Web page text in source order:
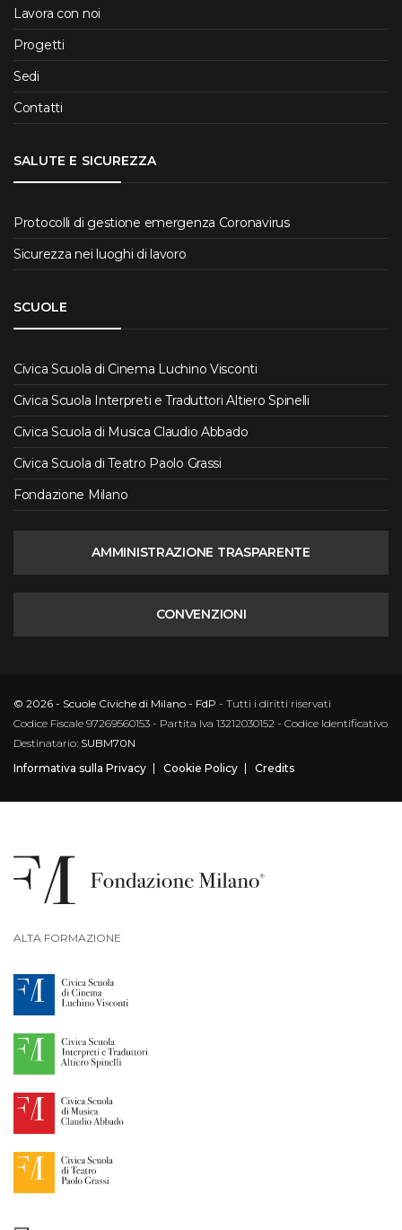
Lavora con noi
Progetti
Sedi
Contatti
SALUTE E SICUREZZA
Protocolli di gestione emergenza Coronavirus
Sicurezza nei luoghi di lavoro
SCUOLE
Civica Scuola di Cinema Luchino Visconti
Civica Scuola Interpreti e Traduttori Altiero Spinelli
Civica Scuola di Musica Claudio Abbado
Civica Scuola di Teatro Paolo Grassi
Fondazione Milano
AMMINISTRAZIONE TRASPARENTE
CONVENZIONI
© 2026 - Scuole Civiche di Milano - FdP - Tutti i diritti riservati
Codice Fiscale 97269560153 - Partita Iva 13212030152 - Codice Identificativo
Destinatario: SUBM70N
Informativa sulla Privacy
Cookie Policy Credits
ALTA FORMAZIONE